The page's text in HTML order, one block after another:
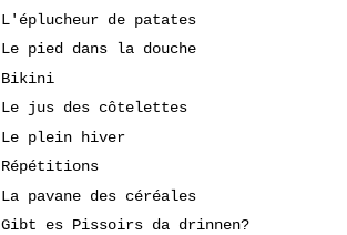
L'éplucheur de patates
Le pied dans la douche
Bikini
Le jus des côtelettes
Le plein hiver
Répétitions
La pavane des céréales
Gibt es Pissoirs da drinnen?